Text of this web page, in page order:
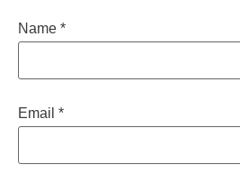
Name *
Email *